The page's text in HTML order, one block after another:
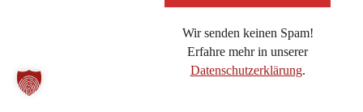
Wir senden keinen Spam!
Erfahre mehr in unserer
Datenschutzerklärung.
·Reply
Hmm, die haben wir mal von einem waschechten